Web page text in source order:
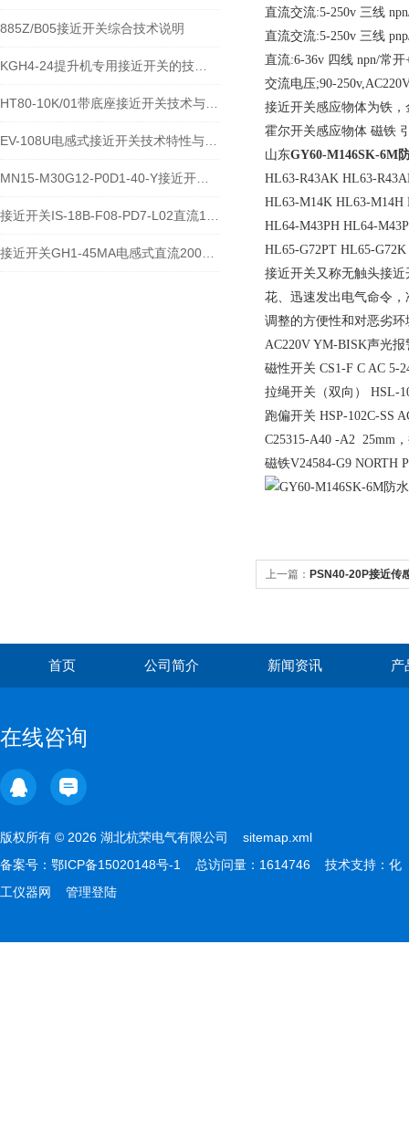
885Z/B05接近开关综合技术说明
直流交流:5-250v 三线
直流交流:5-250v 三线
直流:6-36v 四线 npn/常开
交流电压;90-
接近开关感应物体为铁，
霍尔开关感应物体 磁铁
山东GY60-M146SK-6M
HL63-R43AK HL63-
HL63-M14K HL63-M14H
HL64-M43PH HL64-
HL65-G72PT HL65-
接近开关又称无触头接
花、迅速发出电气命令
调整的方便性和对恶劣
AC220V YM-BISK声光报
磁性开关 CS1-F C AC 5-
拉绳开关（双向） HSL-
跑偏开关 HSP-102C-SS
C25315-A40 -A2 25mm
磁铁V24584-G9 NORTH
上一篇： PSN40-20P接近传
首页 公司简介 新闻资讯 产
在线咨询
版权所有 © 2026 湖北杭荣电气有限公司 sitemap.xml
备案号： 鄂ICP备15020148号-1 总访问量：1614746 技术支持： 化
工仪器网
管理登陆